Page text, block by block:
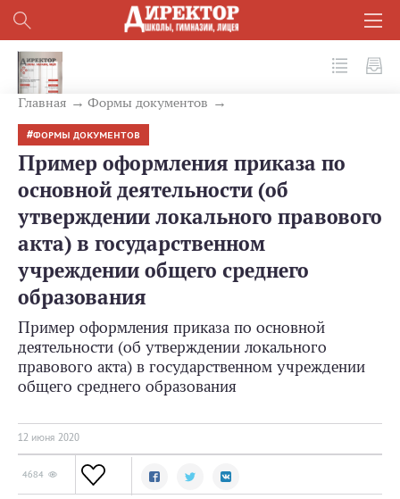
Главная Формы документов
ФОРМЫ ДОКУМЕНТОВ
Пример оформления приказа по
основной деятельности (об
утверждении локального правового
акта) в государственном
учреждении общего среднего
образования
Пример оформления приказа по основной
деятельности (об утверждении локального
правового акта) в государственном учреждении
общего среднего образования
12 июня 2020
4684